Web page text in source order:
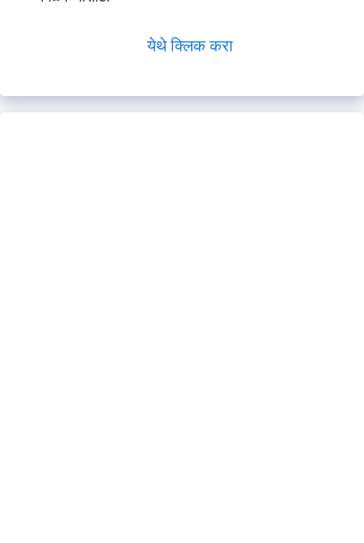
येथे क्लिक करा